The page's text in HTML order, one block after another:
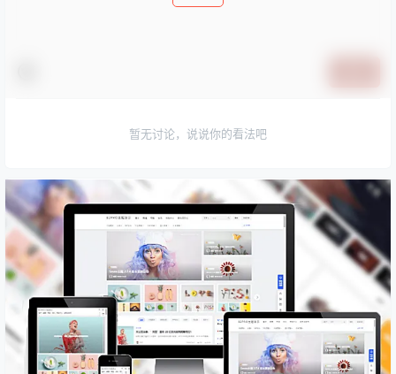
暂无讨论，说说你的看法吧